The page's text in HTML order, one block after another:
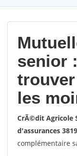
senior
les
CrÃ©dit Agricole
d'assurances
complémentaire